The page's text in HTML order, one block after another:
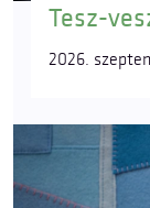
Tesz-
2026.